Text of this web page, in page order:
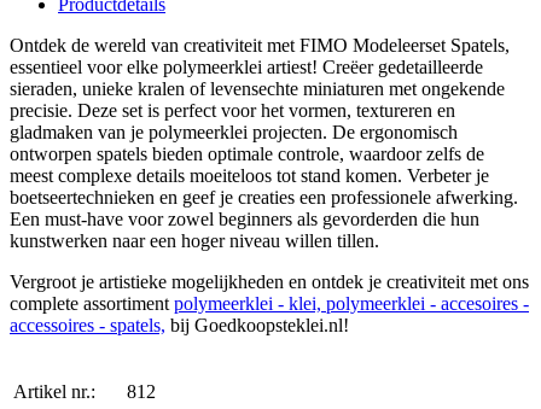
Ontdek de wereld van creativiteit met FIMO Modeleerset Spatels,
essentieel voor elke polymeerklei artiest! Creëer gedetailleerde
sieraden, unieke kralen of levensechte miniaturen met ongekende
precisie. Deze set is perfect voor het vormen, textureren en
gladmaken van je polymeerklei projecten. De ergonomisch
ontworpen spatels bieden optimale controle, waardoor zelfs de
meest complexe details moeiteloos tot stand komen. Verbeter je
boetseertechnieken en geef je creaties een professionele afwerking.
Een must-have voor zowel beginners als gevorderden die hun
kunstwerken naar een hoger niveau willen tillen.
Vergroot je artistieke mogelijkheden en ontdek je creativiteit met ons
complete assortiment polymeerklei - klei, polymeerklei - accesoires -
accessoires - spatels, bij Goedkoopsteklei.nl!
Artikel nr.:
812